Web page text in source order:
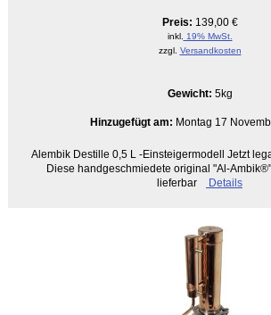
Preis: 139,00 €
inkl.
19% MwSt.
zzgl. Versandkosten
Gewicht: 5kg
Hinzugefügt am: Montag 17
Alembik Destille 0,5 L -Einsteigermodell Jetzt
Diese handgeschmiedete original "Al-
lieferbar
Details